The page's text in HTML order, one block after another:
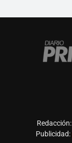
Redacción:
Publicidad: